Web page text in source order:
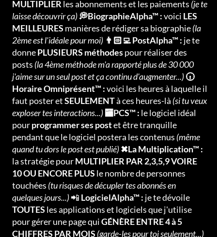
MULTIPLIER les abonnements et les paiements (je te
laisse découvrir ça)💭BiographieAlpha™ :voici LES
MEILLEURES manières de rédiger sa biographie(la
2ème est l'idéale pour moi) 👨🏻‍💻 PostAlpha™ : je te
donnePLUSIEURS méthodespour réaliser des
posts (la 4ème méthode m'a rapporté plus de 30 000
j'aime sur un seul post et ça continu d'augmenter...)🕡
Horaire Omniprésent™ :voici les heures à laquelle il
faut poster etSEULEMENTà ces heures-là (si tu veux
exploser tes interactions...)🏧PCS™ : le logiciel idéal
pourprogrammer ses postet être tranquille
pendant que le logiciel postera les contenus (même
quand tu dors le post est publié)✖La Multiplication™ :
la stratégie pourMULTIPLIER PAR 2,3,5,9 VOIRE
10 OU ENCORE PLUS le nombre de personnes
touchées (tu risques de décupler tes abonnés en
quelques jours...)📲 LogicielAlpha™ : je te dévoile
TOUTES les applications et logiciels que j'utilise
pour gérer une page quiGÉNÈRE ENTRE 4 à 5
CHIFFRES PAR MOIS (garde-les pour toi seulement...)